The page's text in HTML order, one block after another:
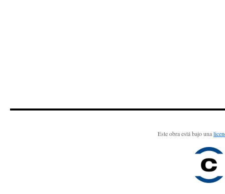
Este obra está bajo una